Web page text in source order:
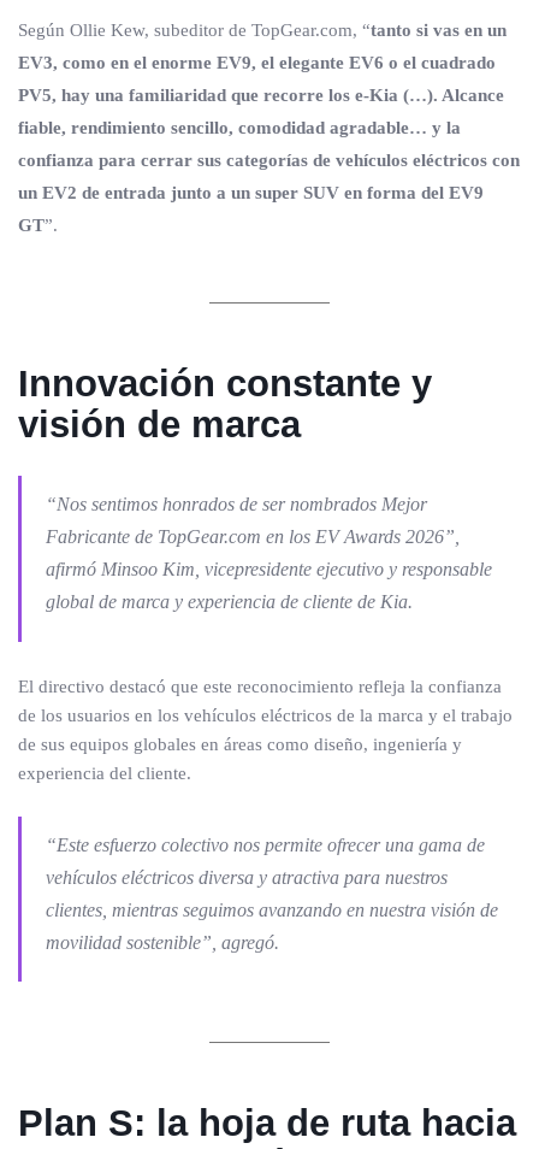
Según Ollie Kew, subeditor de TopGear.com, “tanto si vas en un
EV3, como en el enorme EV9, el elegante EV6 o el cuadrado
PV5, hay una familiaridad que recorre los e-Kia (…). Alcance
fiable, rendimiento sencillo, comodidad agradable… y la
confianza para cerrar sus categorías de vehículos eléctricos con
un EV2 de entrada junto a un super SUV en forma del EV9
GT”.
Innovación constante y
visión de marca
“Nos sentimos honrados de ser nombrados Mejor
Fabricante de TopGear.com en los EV Awards 2026”,
afirmó Minsoo Kim, vicepresidente ejecutivo y responsable
global de marca y experiencia de cliente de Kia.
El directivo destacó que este reconocimiento refleja la confianza
de los usuarios en los vehículos eléctricos de la marca y el trabajo
de sus equipos globales en áreas como diseño, ingeniería y
experiencia del cliente.
“Este esfuerzo colectivo nos permite ofrecer una gama de
vehículos eléctricos diversa y atractiva para nuestros
clientes, mientras seguimos avanzando en nuestra visión de
movilidad sostenible”, agregó.
Plan S: la hoja de ruta hacia